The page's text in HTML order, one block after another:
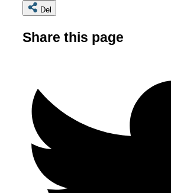
Del
Share this page